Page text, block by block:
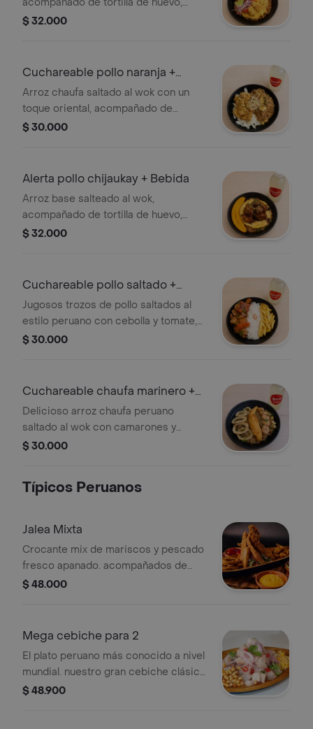
chicharrón de pescado, sarsa criolla,
250 ml.
$ 32.000
Cuchareable pollo naranja +
Bebida
Arroz chaufa saltado al wok con un
toque oriental, acompañado de
crujientes trozos de pollo apanado,
de sabor y textura! + una limonada
natural de 250 ml.
$ 30.000
Alerta pollo chijaukay + Bebida
Arroz base salteado al wok,
acompañado de tortilla de huevo,
pollo apanado bañado en salsa
ml.
$ 32.000
Cuchareable pollo saltado +
Bebida
Jugosos trozos de pollo saltados al
estilo peruano con cebolla y tomate,
acompañados de papas crocantes y
ahora te obsequiamos la bebida
$ 30.000
Cuchareable chaufa marinero +
Bebida
Delicioso arroz chaufa peruano
saltado al wok con camarones y
calamares, acompañado de filete de
$ 30.000
Típicos Peruanos
Jalea Mixta
Crocante mix de mariscos y pescado
fresco apanado. acompañados de
ensalada, yuquitas fritas y salsa
$ 48.000
Mega cebiche para 2
El plato peruano más conocido a nivel
mundial. nuestro gran cebiche clásico
en un porción doble.
$ 48.900